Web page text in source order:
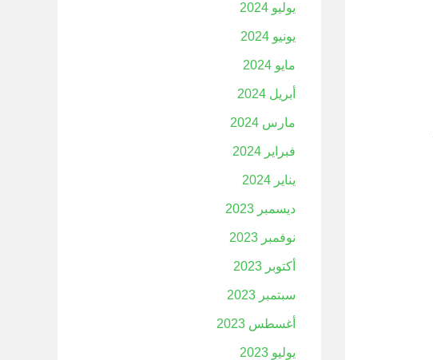
يوليو 2024
يونيو 2024
مايو 2024
أبريل 2024
مارس 2024
فبراير 2024
يناير 2024
ديسمبر 2023
نوفمبر 2023
أكتوبر 2023
سبتمبر 2023
أغسطس 2023
يوليو 2023